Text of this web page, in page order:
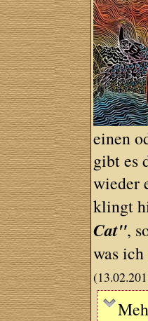
einen
gibt es
wieder
klingt
Cat",
was